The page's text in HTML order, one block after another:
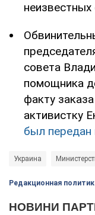
неизвестных
совета
помощника
факту
активистку
был передан
Украина
Редакционная